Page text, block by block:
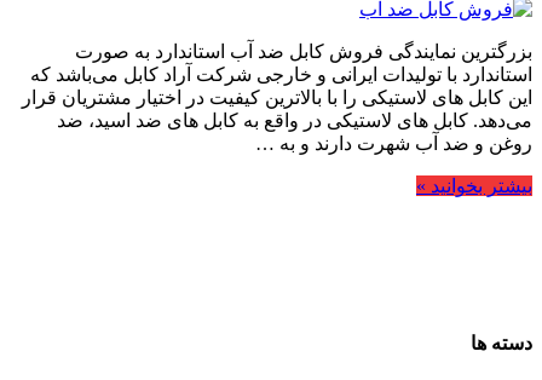
بزرگترین نمایندگی فروش کابل ضد آب استاندارد به صورت
استاندارد با تولیدات ایرانی و خارجی شرکت آراد کابل می‌باشد که
این کابل های لاستیکی را با بالاترین کیفیت در اختیار مشتریان قرار
می‌دهد. کابل های لاستیکی در واقع به کابل های ضد اسید، ضد
روغن و ضد آب شهرت دارند و به …
بیشتر بخوانید »
دسته ها